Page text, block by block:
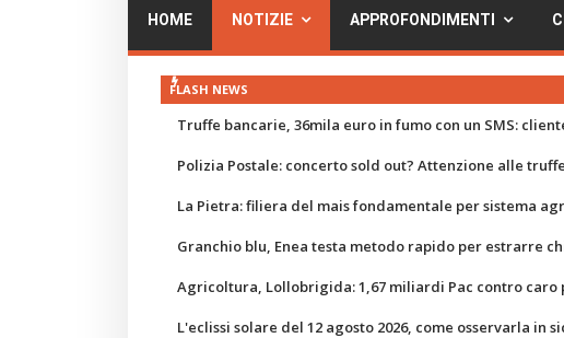
HOME NOTIZIE APPROFONDIMENTI
FLASH NEWS
Truffe bancarie, 36mila euro in fumo con un SMS:
Polizia Postale: concerto sold out? Attenzione alle truffe
La Pietra: filiera del mais fondamentale per sistema
Granchio blu, Enea testa metodo rapido per estrarre
Agricoltura, Lollobrigida: 1,67 miliardi Pac contro caro
L'eclissi solare del 12 agosto 2026, come osservarla in